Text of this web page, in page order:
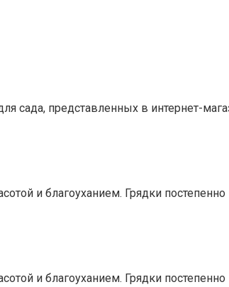
сада, представленных в интернет-
и благоуханием. Грядки
и благоуханием. Грядки